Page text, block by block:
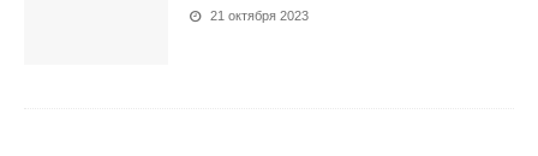
21 октября 2023